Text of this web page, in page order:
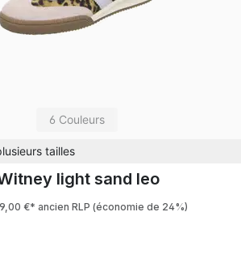
6 Couleurs
tailles
light sand leo
€* ancien RLP (économie de 24%)